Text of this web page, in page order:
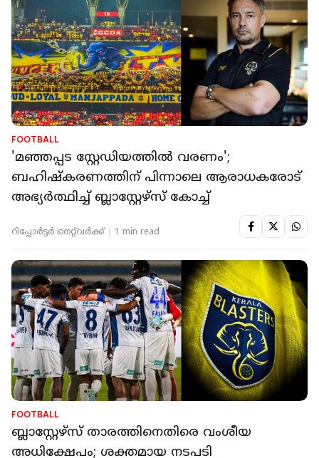
FOOTBALL
'മഞ്ഞപ്പട‌‌ സ്റ്റേഡിയത്തിൽ വരണം';
ബഹിഷ്കരണത്തിന് പിന്നാലെ ആരാധകരോട്
അഭ്യർത്ഥിച്ച് ബ്ലാസ്റ്റേഴ്സ് കോച്ച്
റിപ്പോർട്ടർ നെറ്റ്‌വര്‍ക്ക്‌ 1 min read
FOOTBALL
ബ്ലാസ്റ്റേഴ്സ് താരത്തിനെതിരെ വംശീയ
അധിക്ഷേപം; ശക്തമായ നടപടി